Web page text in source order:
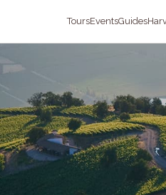
ToursEventsGuides